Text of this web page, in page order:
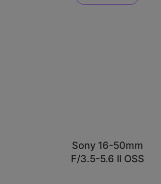
Sony 16-50mm
F/3.5-5.6 II OSS